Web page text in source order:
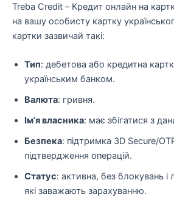
Treba Credit – Кредит онлайн на
на вашу особисту картку
картки зазвичай такі:
Тип: дебетова або кредитна
українським банком.
Валюта: гривня.
Ім’я власника: має збігатися з
Безпека: підтримка 3D Secure/
підтвердження операцій.
Статус: активна, без блокувань і
які заважають зарахуванню.